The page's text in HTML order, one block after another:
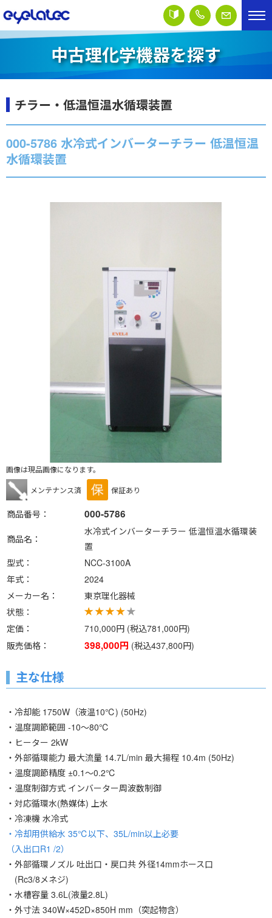
中古理化学機器を探す
チラー・低温恒温水循環装置
000-5786 水冷式インバーターチラー 低温恒温
水循環装置
画像は現品画像になります。
メンテナンス済
保証あり
商品番号 000-5786
商品名
水冷式インバーターチラー 低温恒温水循環装
置
型式
NCC-3100A
年式
2024
メーカー名
東京理化器械
状態
定価
710,000円 (税込781,000円)
販売価格
398,000円 (税込437,800円)
主な仕様
・冷却能 1750W（液温10℃) (50Hz)
・温度調節範囲 -10～80℃
・ヒーター 2kW
・外部循環能力 最大流量 14.7L/min 最大揚程 10.4m (50Hz)
・温度調節精度 ±0.1～0.2℃
・温度制御方式 インバーター周波数制御
・対応循環水(熱媒体) 上水
・冷凍機 水冷式
・冷却用供給水 35℃以下、35L/min以上必要
（入出口R1 /2）
・外部循環ノズル 吐出口・戻口共 外径14mmホース口
(Rc3/8メネジ)
・水槽容量 3.6L(液量2.8L)
・外寸法 340W×452D×850H mm（突起物含）